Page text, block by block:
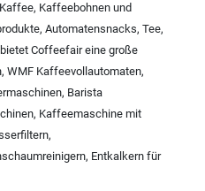
, Kaffeebohnen und
, Automatensnacks, Tee,
Coffeefair eine große
, WMF Kaffeevollautomaten,
, Barista
, Kaffeemaschine mit
,
, Entkalkern für